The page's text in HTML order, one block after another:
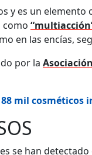
y es un
como
en las encías,
por la
mil
se han